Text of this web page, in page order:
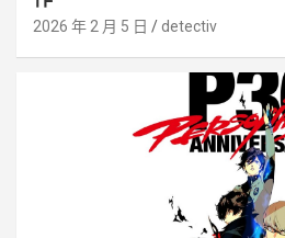
2026 年 2 月 5 日 detectiv